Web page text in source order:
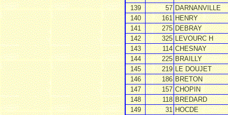
139
57 DARNANVILLE
140
161 HENRY
141
275 DEBRAY
142
325 LEVOURC H
143
114 CHESNAY
144
225 BRAILLY
145
219 LE DOUJET
146
186 BRETON
147
157 CHOPIN
148
118 BREDARD
149
31 HOCDE